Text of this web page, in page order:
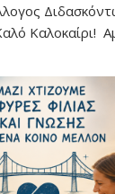
Καλοκαίρι!